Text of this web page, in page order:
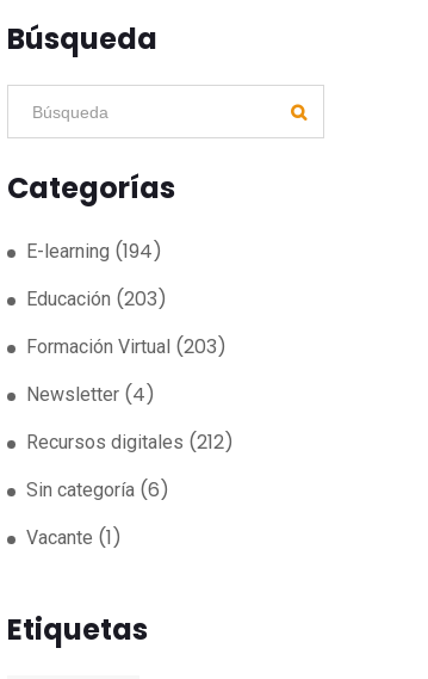
Búsqueda
Categorías
E-learning (194)
Educación (203)
Formación Virtual (203)
Newsletter(4)
Recursos digitales (212)
Sin categoría(6)
Vacante (1)
Etiquetas